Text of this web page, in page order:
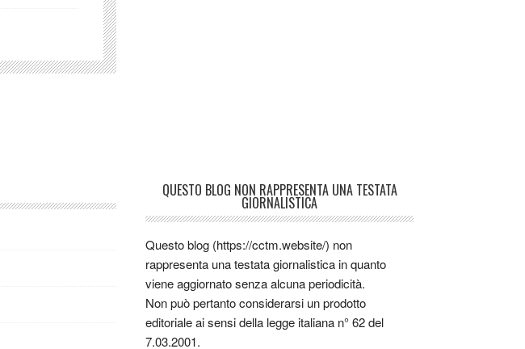
QUESTO BLOG NON RAPPRESENTA UNA TESTATA
GIORNALISTICA
Questo blog (https://cctm.website/) non
rappresenta una testata giornalistica in quanto
viene aggiornato senza alcuna periodicità.
Non può pertanto considerarsi un prodotto
editoriale ai sensi della legge italiana n° 62 del
7.03.2001.